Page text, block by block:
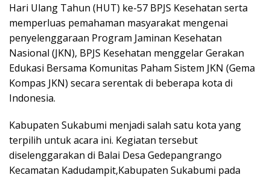
Hari Ulang Tahun (HUT) ke-57 BPJS Kesehatan serta
memperluas pemahaman masyarakat mengenai
penyelenggaraan Program Jaminan Kesehatan
Nasional (JKN), BPJS Kesehatan menggelar Gerakan
Edukasi Bersama Komunitas Paham Sistem JKN (Gema
Kompas JKN) secara serentak di beberapa kota di
Indonesia.
Kabupaten Sukabumi menjadi salah satu kota yang
terpilih untuk acara ini. Kegiatan tersebut
diselenggarakan di Balai Desa Gedepangrango
Kecamatan Kadudampit,Kabupaten Sukabumi pada